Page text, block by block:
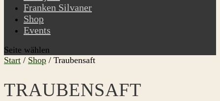
Franken Silvaner
Shop
Events
Seite wählen
Start / Shop / Traubensaft
TRAUBENSAFT